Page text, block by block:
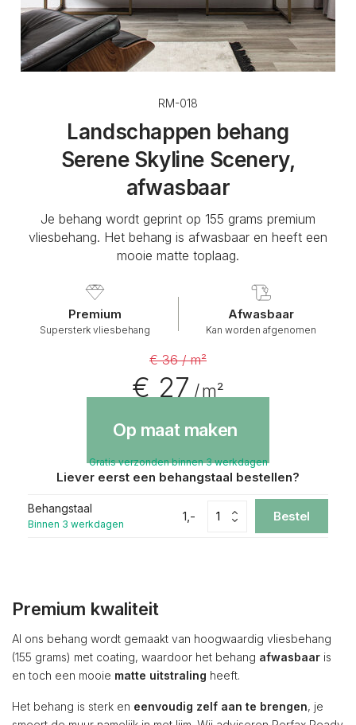
RM-018
Landschappen behang
Serene Skyline Scenery,
afwasbaar
Je behang wordt geprint op 155 grams premium
vliesbehang. Het behang is afwasbaar en heeft een
mooie matte toplaag.
Premium
Supersterk vliesbehang
Afwasbaar
Kan worden afgenomen
€ 36 / m²
€ 27/ m²
Op maat maken
Gratis verzonden binnen 3 werkdagen
Liever eerst een behangstaal bestellen?
Behangstaal
Binnen 3 werkdagen
1,- Bestel
Premium kwaliteit
Al ons behang wordt gemaakt van hoogwaardig vliesbehang
(155 grams) met coating, waardoor het behang afwasbaar is
en toch een mooie matte uitstraling heeft.
Het behang is sterk en eenvoudig zelf aan te brengen, je